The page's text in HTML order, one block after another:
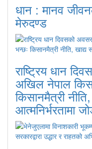
धान : मानव
मेरुदण्ड
राष्ट्रिय धान
अखिल नेपाल
किसानमैत्री
आत्मनिर्भरतामा